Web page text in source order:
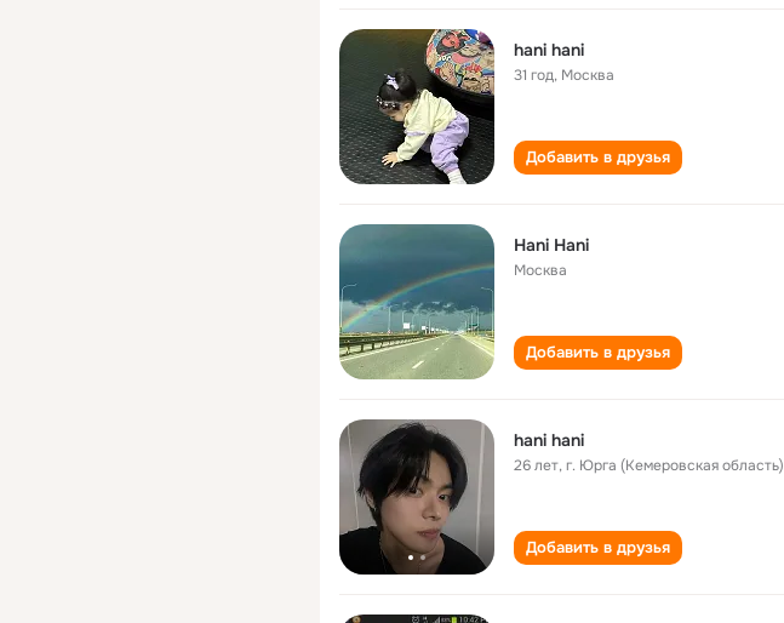
hani hani
31 год, Москва
Добавить в друзья
Hani Hani
Москва
Добавить в друзья
hani hani
26 лет,г. Юрга (Кемеровская область)
Добавить в друзья